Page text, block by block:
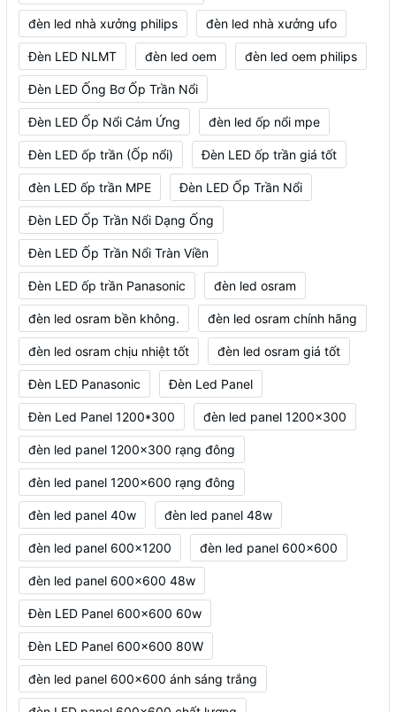
đèn led nhà xưởng philips đèn led nhà xưởng ufo
Đèn LED NLMT đèn led oem đèn led oem philips
Đèn LED Ống Bơ Ốp Trần Nổi
Đèn LED Ốp Nổi Cảm Ứng đèn led ốp nổi mpe
Đèn LED ốp trần (Ốp nổi) Đèn LED ốp trần giá tốt
đèn LED ốp trần MPE Đèn LED Ốp Trần Nổi
Đèn LED Ốp Trần Nổi Dạng Ống
Đèn LED Ốp Trần Nổi Tràn Viền
Đèn LED ốp trần Panasonic đèn led osram
đèn led osram bền không. đèn led osram chính hãng
đèn led osram chịu nhiệt tốt đèn led osram giá tốt
Đèn LED Panasonic Đèn Led Panel
Đèn Led Panel 1200*300 đèn led panel 1200x300
đèn led panel 1200x300 rạng đông
đèn led panel 1200x600 rạng đông
đèn led panel 40w đèn led panel 48w
đèn led panel 600x1200 đèn led panel 600x600
đèn led panel 600x600 48w
Đèn LED Panel 600x600 60w
Đèn LED Panel 600x600 80W
đèn led panel 600x600 ánh sáng trắng